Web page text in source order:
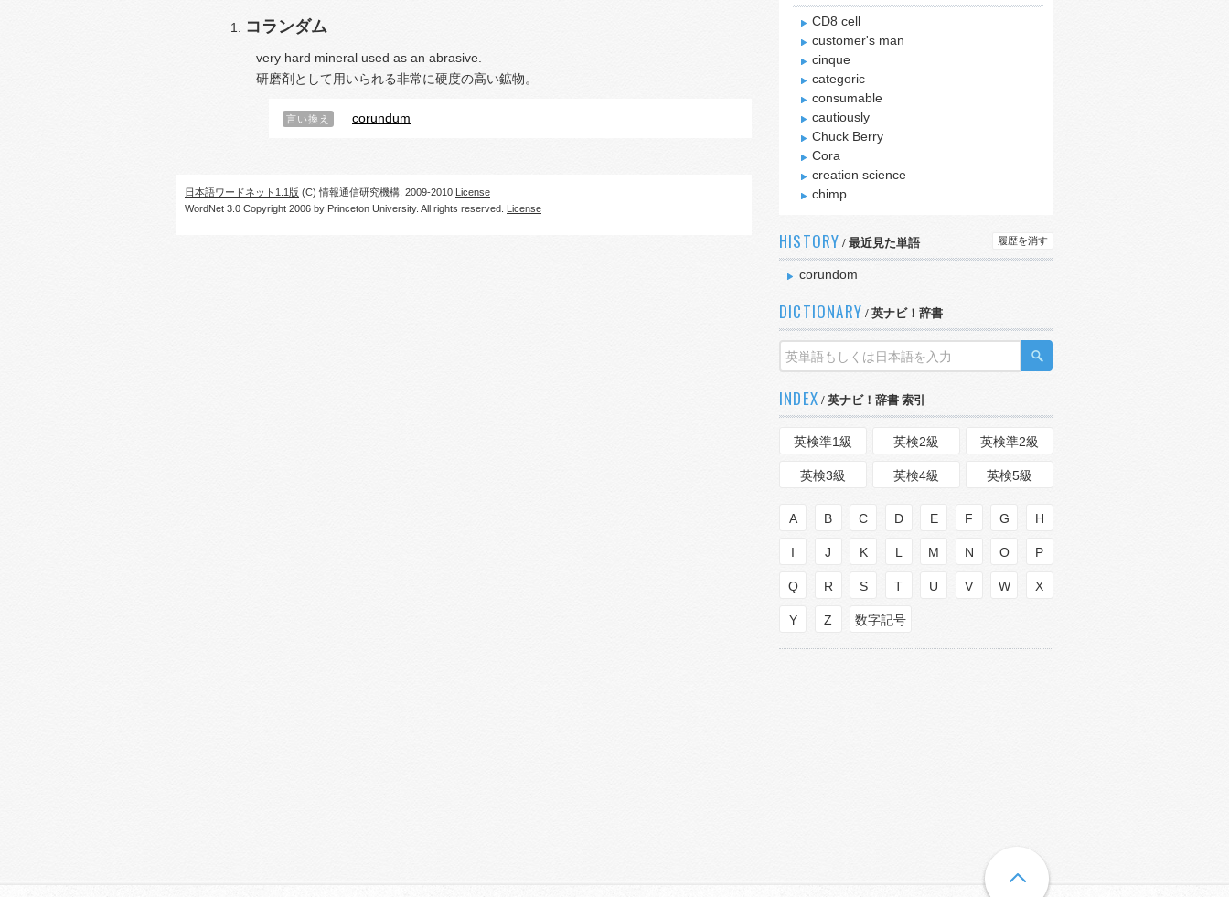
コランダム
very hard mineral used as an abrasive.
研磨剤として用いられる非常に硬度の高い鉱物。
言い換え corundum
日本語ワードネット1.1版 (C) 情報通信研究機構, 2009-2010 License
WordNet 3.0 Copyright 2006 by Princeton University. All rights reserved. License
CD8 cell
customer's man
cinque
categoric
consumable
cautiously
Chuck Berry
Cora
creation science
chimp
HISTORY / 最近見た単語 履歴を消す
corundom
DICTIONARY / 英ナビ！辞書
INDEX / 英ナビ！辞書 索引
英検準1級 英検2級 英検準2級
英検3級 英検4級 英検5級
A B C D E F G H
I J K L M N O P
Q R S T U V W X
Y Z 数字記号